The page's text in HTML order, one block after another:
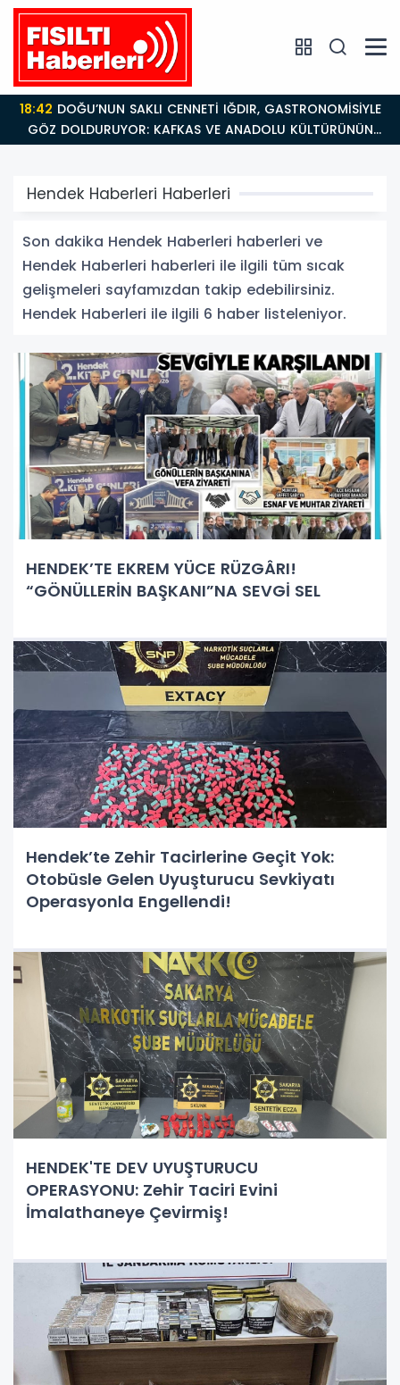
18:42
GÖZ DOLDURUYOR: KAFKAS VE ANADOLU KÜLTÜRÜNÜN
BULUŞMA NOKTASI
Hendek Haberleri Haberleri
Son dakika Hendek Haberleri haberleri ve
Hendek Haberleri haberleri ile ilgili tüm sıcak
gelişmeleri sayfamızdan takip edebilirsiniz.
Hendek Haberleri ile ilgili 6 haber listeleniyor.
HENDEK’TE EKREM YÜCE RÜZGÂRI!
“GÖNÜLLERİN BAŞKANI”NA SEVGİ SEL
Hendek’te Zehir Tacirlerine Geçit Yok:
Otobüsle Gelen Uyuşturucu Sevkiyatı
Operasyonla Engellendi!
HENDEK'TE DEV UYUŞTURUCU
OPERASYONU: Zehir Taciri Evini
İmalathaneye Çevirmiş!